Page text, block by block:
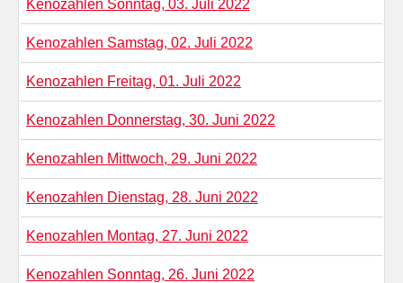
Kenozahlen Sonntag, 03. Juli 2022
Kenozahlen Samstag, 02. Juli 2022
Kenozahlen Freitag, 01. Juli 2022
Kenozahlen Donnerstag, 30. Juni 2022
Kenozahlen Mittwoch, 29. Juni 2022
Kenozahlen Dienstag, 28. Juni 2022
Kenozahlen Montag, 27. Juni 2022
Kenozahlen Sonntag, 26. Juni 2022